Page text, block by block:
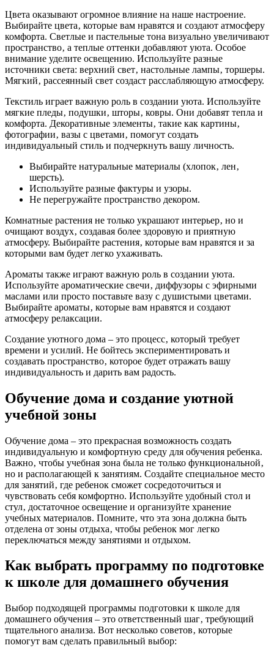
Цвета оказывают огромное влияние на наше настроение.
Выбирайте цвета‚ которые вам нравятся и создают атмосферу
комфорта. Светлые и пастельные тона визуально увеличивают
пространство‚ а теплые оттенки добавляют уюта. Особое
внимание уделите освещению. Используйте разные
источники света: верхний свет‚ настольные лампы‚ торшеры.
Мягкий‚ рассеянный свет создаст расслабляющую атмосферу.
Текстиль играет важную роль в создании уюта. Используйте
мягкие пледы‚ подушки‚ шторы‚ ковры. Они добавят тепла и
комфорта. Декоративные элементы‚ такие как картины‚
фотографии‚ вазы с цветами‚ помогут создать
индивидуальный стиль и подчеркнуть вашу личность.
Выбирайте натуральные материалы (хлопок‚ лен‚
шерсть).
Используйте разные фактуры и узоры.
Не перегружайте пространство декором.
Комнатные растения не только украшают интерьер‚ но и
очищают воздух‚ создавая более здоровую и приятную
атмосферу. Выбирайте растения‚ которые вам нравятся и за
которыми вам будет легко ухаживать.
Ароматы также играют важную роль в создании уюта.
Используйте ароматические свечи‚ диффузоры с эфирными
маслами или просто поставьте вазу с душистыми цветами.
Выбирайте ароматы‚ которые вам нравятся и создают
атмосферу релаксации.
Создание уютного дома – это процесс‚ который требует
времени и усилий. Не бойтесь экспериментировать и
создавать пространство‚ которое будет отражать вашу
индивидуальность и дарить вам радость.
Обучение дома и создание уютной
учебной зоны
Обучение дома – это прекрасная возможность создать
индивидуальную и комфортную среду для обучения ребенка.
Важно‚ чтобы учебная зона была не только функциональной‚
но и располагающей к занятиям. Создайте специальное место
для занятий‚ где ребенок сможет сосредоточиться и
чувствовать себя комфортно. Используйте удобный стол и
стул‚ достаточное освещение и организуйте хранение
учебных материалов. Помните‚ что эта зона должна быть
отделена от зоны отдыха‚ чтобы ребенок мог легко
переключаться между занятиями и отдыхом.
Как выбрать программу по подготовке
к школе для домашнего обучения
Выбор подходящей программы подготовки к школе для
домашнего обучения – это ответственный шаг‚ требующий
тщательного анализа. Вот несколько советов‚ которые
помогут вам сделать правильный выбор: